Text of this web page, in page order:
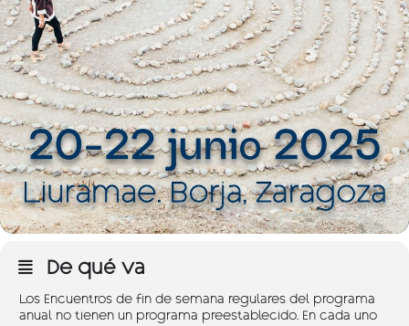
De qué va
Los Encuentros de fin de semana regulares del programa
anual no tienen un programa preestablecido. En cada uno